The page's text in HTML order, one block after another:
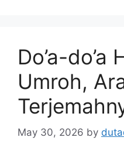
Do’a-do’a
Umroh,
May 30, 2026 by